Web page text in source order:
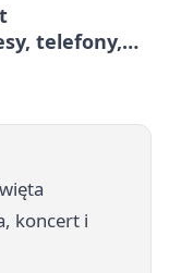
telefony,
koncert i